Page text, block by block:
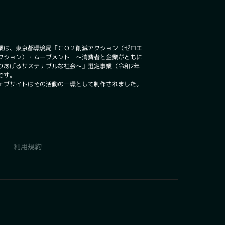
は、東京都環境局「ＣＯ２削減アクション（ゼロエ
ション）・ムーブメント ～消費者と企業がともに
あげるサステナブルな社会～」選定事業（令和2年
。
ブサイトはその活動の一環として制作されました。
利用規約